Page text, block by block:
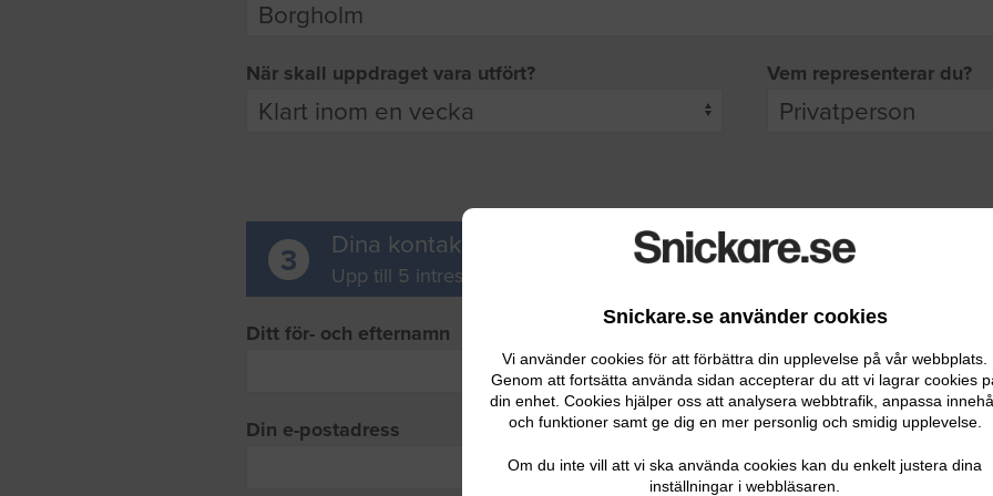
Snickare.se använder cookies
Vi använder cookies för att förbättra din upplevelse på vår webbplats.
Genom att fortsätta använda sidan accepterar du att vi lagrar cookies
din enhet. Cookies hjälper oss att analysera webbtrafik, anpassa
och funktioner samt ge dig en mer personlig och smidig upplevelse.
Om du inte vill att vi ska använda cookies kan du enkelt justera dina
inställningar i webbläsaren.
När skall uppdraget vara utfört? Vem representerar du?
3 Dina kontaktuppgifter
Upp till 5 intresserade leverantörer får möjlighet att ta kontakt med dig.
Ditt för- och efternamn
Din e-postadress Ditt telefonnummer